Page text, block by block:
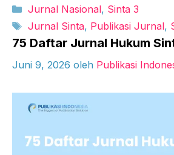
Kategori
Jurnal Nasional, Sinta 3
Tag
Jurnal Sinta, Publikasi Jurnal,
75 Daftar Jurnal Hukum
Juni 9, 2026 oleh Publikasi